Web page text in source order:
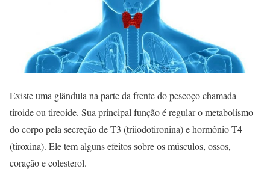
Existe uma glândula na parte da frente do pescoço chamada
tiroide ou tireoide. Sua principal função é regular o metabolismo
do corpo pela secreção de T3 (triiodotironina) e hormônio T4
(tiroxina). Ele tem alguns efeitos sobre os músculos, ossos,
coração e colesterol.